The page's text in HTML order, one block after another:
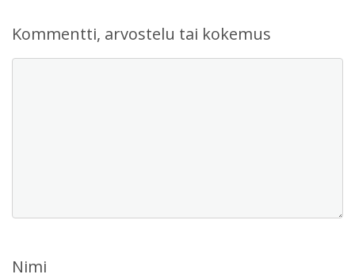
Kommentti, arvostelu tai kokemus
Nimi